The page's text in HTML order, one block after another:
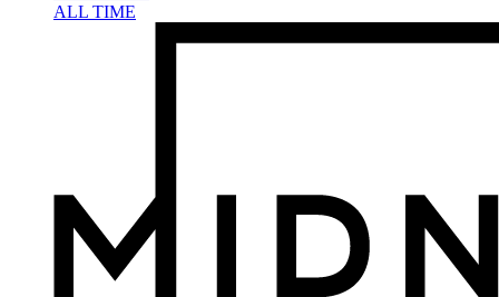
ALL TIME